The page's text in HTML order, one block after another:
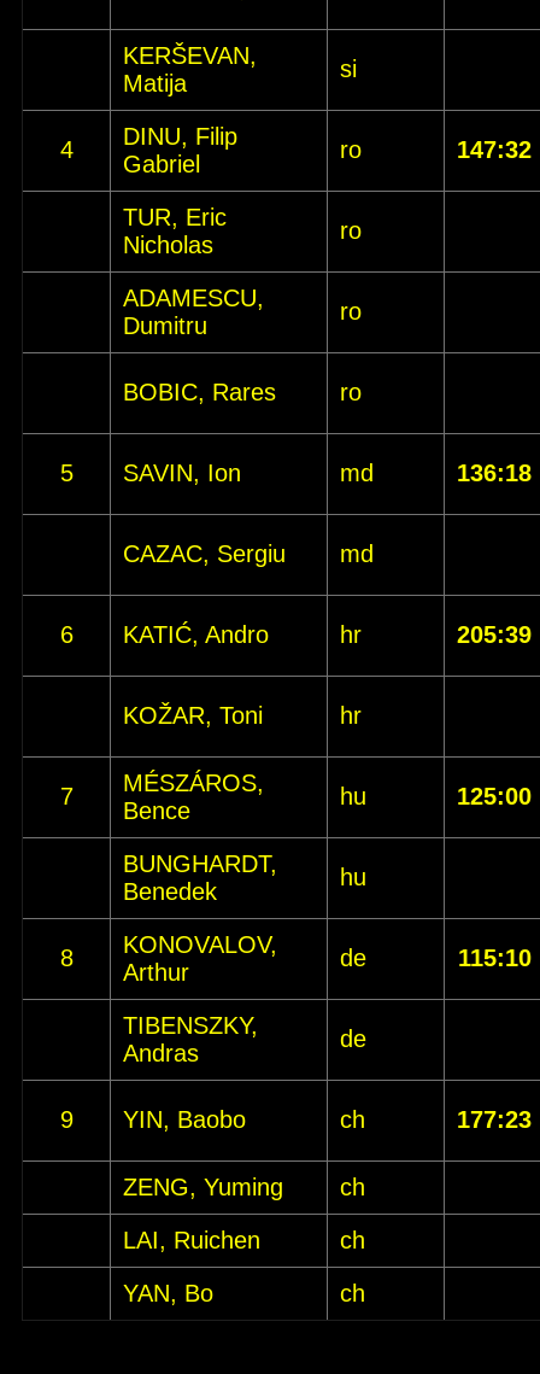
KERŠEVAN,
Matija
si
4
DINU, Filip
Gabriel
ro 147:32
TUR, Eric
Nicholas
ro
ADAMESCU,
Dumitru
ro
BOBIC, Rares ro
5 SAVIN, Ion md 136:18
CAZAC, Sergiu md
6 KATIĆ, Andro hr 205:39
KOŽAR, Toni hr
7
MÉSZÁROS,
Bence
hu 125:00
BUNGHARDT,
Benedek
hu
8
KONOVALOV,
Arthur
de 115:10
TIBENSZKY,
Andras
de
9 YIN, Baobo ch 177:23
ZENG, Yuming
ch
LAI, Ruichen
ch
YAN, Bo
ch